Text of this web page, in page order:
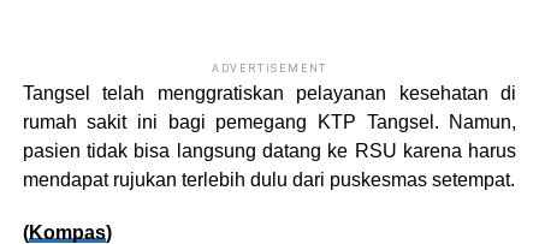
ADVERTISEMENT
Tangsel telah menggratiskan pelayanan kesehatan di
rumah sakit ini bagi pemegang KTP Tangsel. Namun,
pasien tidak bisa langsung datang ke RSU karena harus
mendapat rujukan terlebih dulu dari puskesmas setempat.
(Kompas)